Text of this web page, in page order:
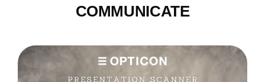
COMMUNICATE